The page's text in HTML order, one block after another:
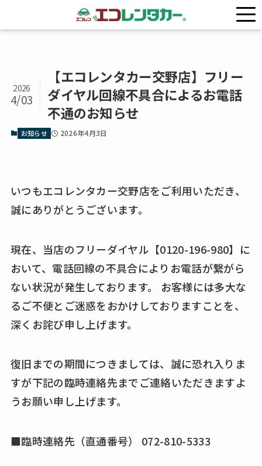
【エコレンタカー交野店】フリー
ダイヤル回線不具合によるお電話
不通のお知らせ
2026
4/03
お知らせ 2026年4月3日
いつもエコレンタカー交野店をご利用いただき、
誠にありがとうございます。
現在、当店のフリーダイヤル【0120-196-980】に
おいて、電話回線の不具合によりお電話が繋がら
ない状況が発生しております。 お客様には多大な
るご不便とご迷惑をおかけしておりますことを、
深くお詫び申し上げます。
復旧までの期間につきましては、誠に恐れ入りま
すが下記の臨時連絡先までご連絡いただきますよ
うお願い申し上げます。
■臨時連絡先（直通番号） 072-810-5333